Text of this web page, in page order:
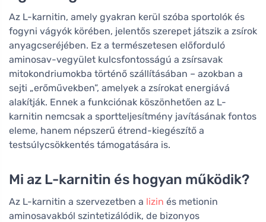
Az L-karnitin, amely gyakran kerül szóba sportolók és
fogyni vágyók körében, jelentős szerepet játszik a zsírok
anyagcseréjében. Ez a természetesen előforduló
aminosav-vegyület kulcsfontosságú a zsírsavak
mitokondriumokba történő szállításában – azokban a
sejti „erőművekben”, amelyek a zsírokat energiává
alakítják. Ennek a funkciónak köszönhetően az L-
karnitin nemcsak a sportteljesítmény javításának fontos
eleme, hanem népszerű étrend-kiegészítő a
testsúlycsökkentés támogatására is.
Mi az L-karnitin és hogyan működik?
Az L-karnitin a szervezetben a lizin és metionin
aminosavakból szintetizálódik, de bizonyos